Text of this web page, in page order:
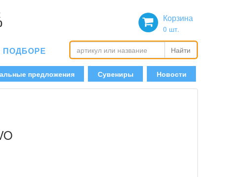
Корзина
0 шт.
Найти
предложения Сувениры Новости